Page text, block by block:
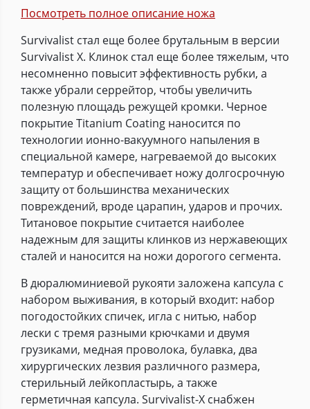
Посмотреть полное описание ножа
Survivalist стал еще более брутальным в версии
Survivalist X. Клинок стал еще более тяжелым, что
несомненно повысит эффективность рубки, а
также убрали серрейтор, чтобы увеличить
полезную площадь режущей кромки. Черное
покрытие Titanium Coating наносится по
технологии ионно-вакуумного напыления в
специальной камере, нагреваемой до высоких
температур и обеспечивает ножу долгосрочную
защиту от большинства механических
повреждений, вроде царапин, ударов и прочих.
Титановое покрытие считается наиболее
надежным для защиты клинков из нержавеющих
сталей и наносится на ножи дорогого сегмента.
В дюралюминиевой рукояти заложена капсула с
набором выживания, в который входит: набор
погодостойких спичек, игла с нитью, набор
лески с тремя разными крючками и двумя
грузиками, медная проволока, булавка, два
хирургических лезвия различного размера,
стерильный лейкопластырь, а также
герметичная капсула. Survivalist-X снабжен